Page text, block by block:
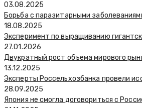
03.08.2025
Борьба с паразитарными
18.08.2025
Эксперимент по выращиванию
27.01.2026
Двукратный рост объема мирового
13.12.2025
Эксперты Россельхозбанка провели
28.09.2025
Япония не смогла договориться с